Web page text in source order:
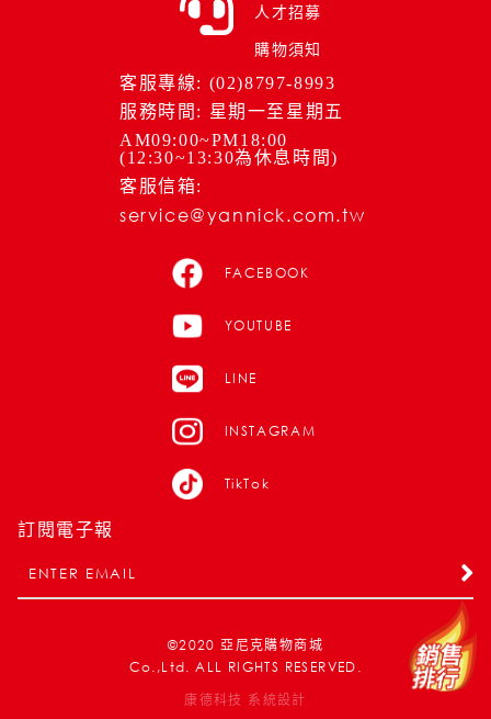
人才招募
購物須知
客服專線: (02)8797-8993
服務時間: 星期一至星期五
AM09:00~PM18:00
(12:30~13:30為休息時間)
客服信箱:
service@yannick.com.tw
FACEBOOK
YOUTUBE
LINE
INSTAGRAM
TikTok
訂閱電子報
©2020 亞尼克購物商城
Co.,Ltd. ALL RIGHTS RESERVED.
康德科技 系統設計